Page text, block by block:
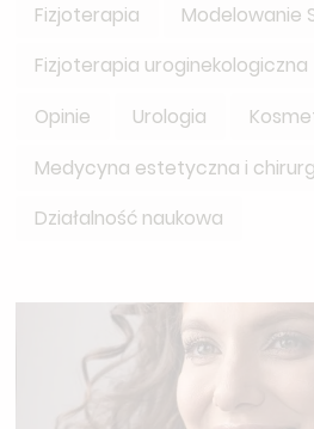
Fizjoterapia Modelowanie
Fizjoterapia uroginekologiczna
Opinie Urologia
Medycyna estetyczna i
Działalność naukowa